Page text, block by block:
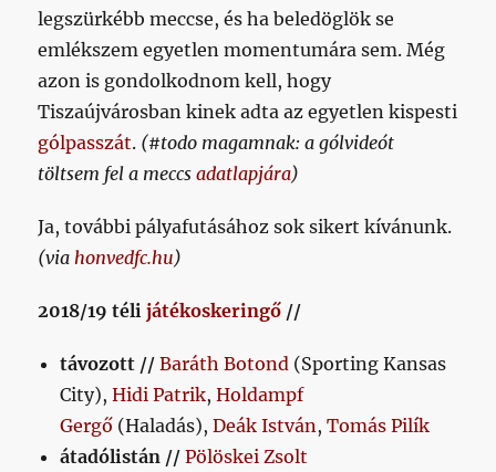
legszürkébb meccse, és ha beledöglök se
emlékszem egyetlen momentumára sem. Még
azon is gondolkodnom kell, hogy
Tiszaújvárosban kinek adta az egyetlen kispesti
gólpasszát. (#todo magamnak: a gólvideót
töltsem fel a meccsadatlapjára)
Ja, további pályafutásához sok sikert kívánunk.
(via honvedfc.hu)
2018/19 télijátékoskeringő //
távozott //Baráth Botond (Sporting Kansas
City),Hidi Patrik,Holdampf
Gergő (Haladás),Deák István ,Tomás Pilík
átadólistán //Pölöskei Zsolt